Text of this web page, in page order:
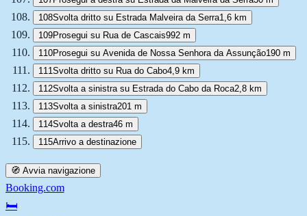
108Svolta dritto su Estrada Malveira da Serra1,6 km
109Prosegui su Rua de Cascais992 m
110Prosegui su Avenida de Nossa Senhora da Assunção190 m
111Svolta dritto su Rua do Cabo4,9 km
112Svolta a sinistra su Estrada do Cabo da Roca2,8 km
113Svolta a sinistra201 m
114Svolta a destra46 m
115Arrivo a destinazione
🧭 Avvia navigazione
Booking.com
🛏️